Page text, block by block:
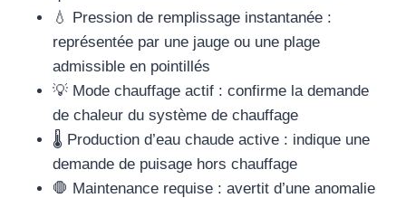
💧 Pression de remplissage instantanée :
représentée par une jauge ou une plage
admissible en pointillés
💡 Mode chauffage actif : confirme la demande
de chaleur du système de chauffage
🌡️ Production d’eau chaude active : indique une
demande de puisage hors chauffage
🛑 Maintenance requise : avertit d’une anomalie